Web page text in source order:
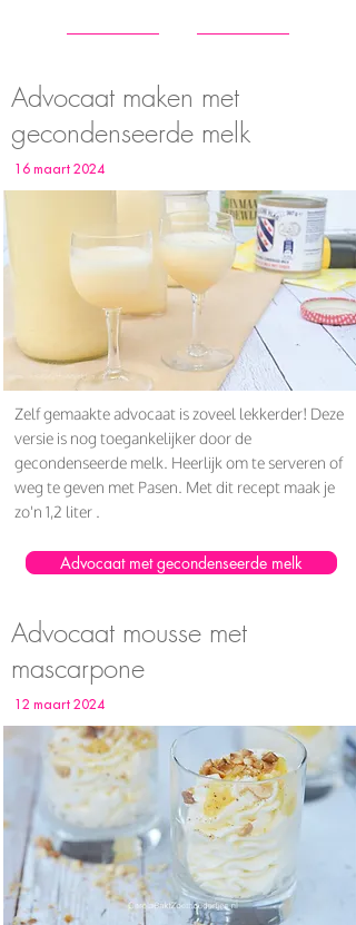
Advocaat maken met
gecondenseerde melk
16 maart 2024
Zelf gemaakte advocaat is zoveel lekkerder! Deze
versie is nog toegankelijker door de
gecondenseerde melk. Heerlijk om te serveren of
weg te geven met Pasen. Met dit recept maak je
zo'n 1,2 liter .
Advocaat met gecondenseerde melk
Advocaat mousse met
mascarpone
12 maart 2024